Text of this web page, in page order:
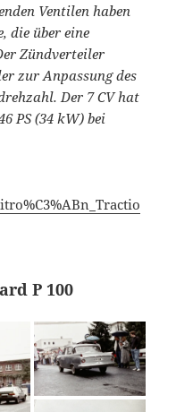
Ventilen haben
die über eine
Zündverteiler
zur Anpassung des
Der 7 CV hat
PS (34 kW) bei
P 100